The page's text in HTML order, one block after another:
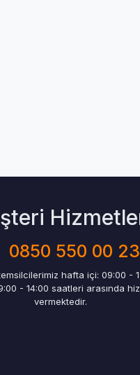
0850 550 00 23
hafta içi: 09:00 -
- 14:00 saatleri arasında
vermektedir.